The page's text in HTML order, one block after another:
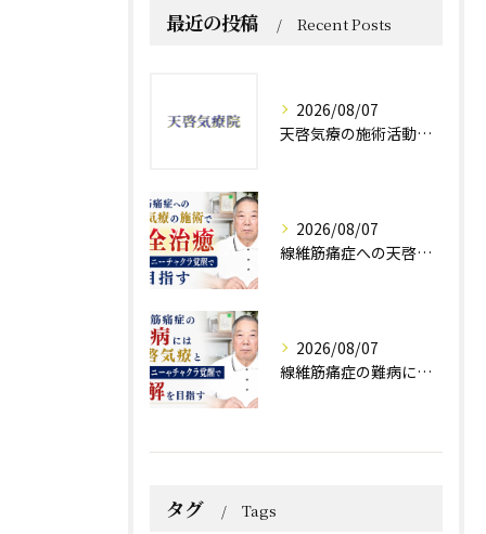
最近の投稿 Recent Posts
2026/08/07
天啓気療の施術活動で得られる効果や体験談と好転反応の実際
2026/08/07
線維筋痛症への天啓気療の施術で完全治癒クンダリニーチャクラ覚醒で目指す
2026/08/07
線維筋痛症の難病には天啓気療とクンダリニーやチャクラ覚醒で寛解を目指す
タグ Tags